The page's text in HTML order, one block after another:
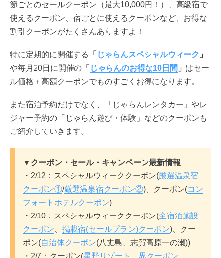
節ごとのセールクーポン（最大10,000円！）、高級宿で
使えるクーポン、宿ごとに使えるクーポンなど、お得な
割引クーポンがたくさんありますよ！
特に定期的に開催する 「 じゃらんスペシャルウィーク 」
や毎月20日に開催の 「 じゃらんのお得な10日間 」 はセー
ル価格＋高額クーポンでものすごくお得になります。
また宿泊予約だけでなく、「じゃらんレンタカー」やレ
ジャー予約の「じゃらん遊び・体験」などのクーポンも
ご紹介していきます。
▼クーポン・セール・キャンペーン最新情報
・2/12：スペシャルウィーククーポン(厳選温泉宿
クーポン①/厳選温泉宿クーポン②)、クーポン(コン
フォートホテルクーポン)
・2/10：スペシャルウィーククーポン(全宿泊施設
クーポン
掲載宿(セールプラン)クーポン)、クー
ポン(自治体クーポン(八丈島、志賀高原一の瀬))
・2/7：クーポン(星野リゾート 界クーポン